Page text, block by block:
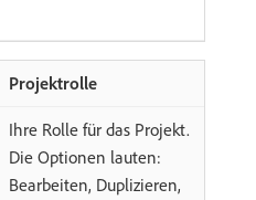
Projektrolle
Ihre Rolle für das Projekt.
Die Optionen lauten:
Bearbeiten, Duplizieren,